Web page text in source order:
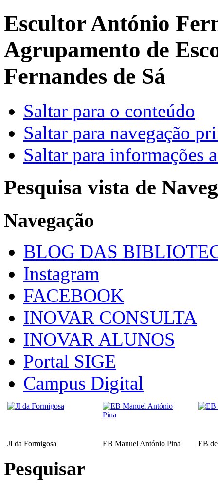
Escultor António
Agrupamento de
Fernandes de Sá
Saltar para o conteúdo
Saltar para navegação
Saltar para informações
Pesquisa vista de
Navegação
BLOG DAS
Instagram
FACEBOOK
INOVAR CONSULTA
INOVAR ALUNOS
Portal SIGE
Campus Digital
JI da Formigosa EB Manuel António Pina EB
EB Escultor Antº
Pesquisar